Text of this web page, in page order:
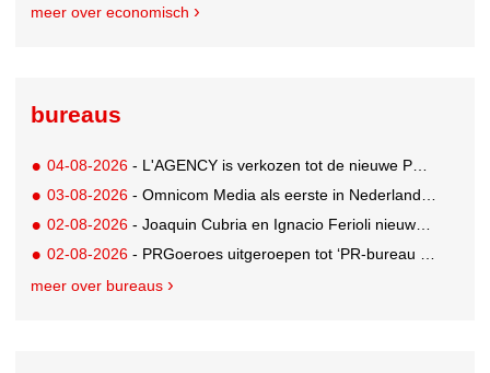
meer over economisch
bureaus
04-08-2026 - L'AGENCY is verkozen tot de nieuwe PR-partner van KoRo
03-08-2026 - Omnicom Media als eerste in Nederland actief met advertenties in ChatGPT
02-08-2026 - Joaquin Cubria en Ignacio Ferioli nieuwe Global CCO’s GUT, Renata Neumann Global Head of Production
02-08-2026 - PRGoeroes uitgeroepen tot ‘PR-bureau van het jaar 2026’
meer over bureaus